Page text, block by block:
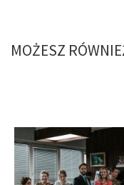
MOŻESZ